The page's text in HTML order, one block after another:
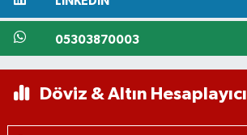
05303870003
Döviz & Altın Hesaplayıcı